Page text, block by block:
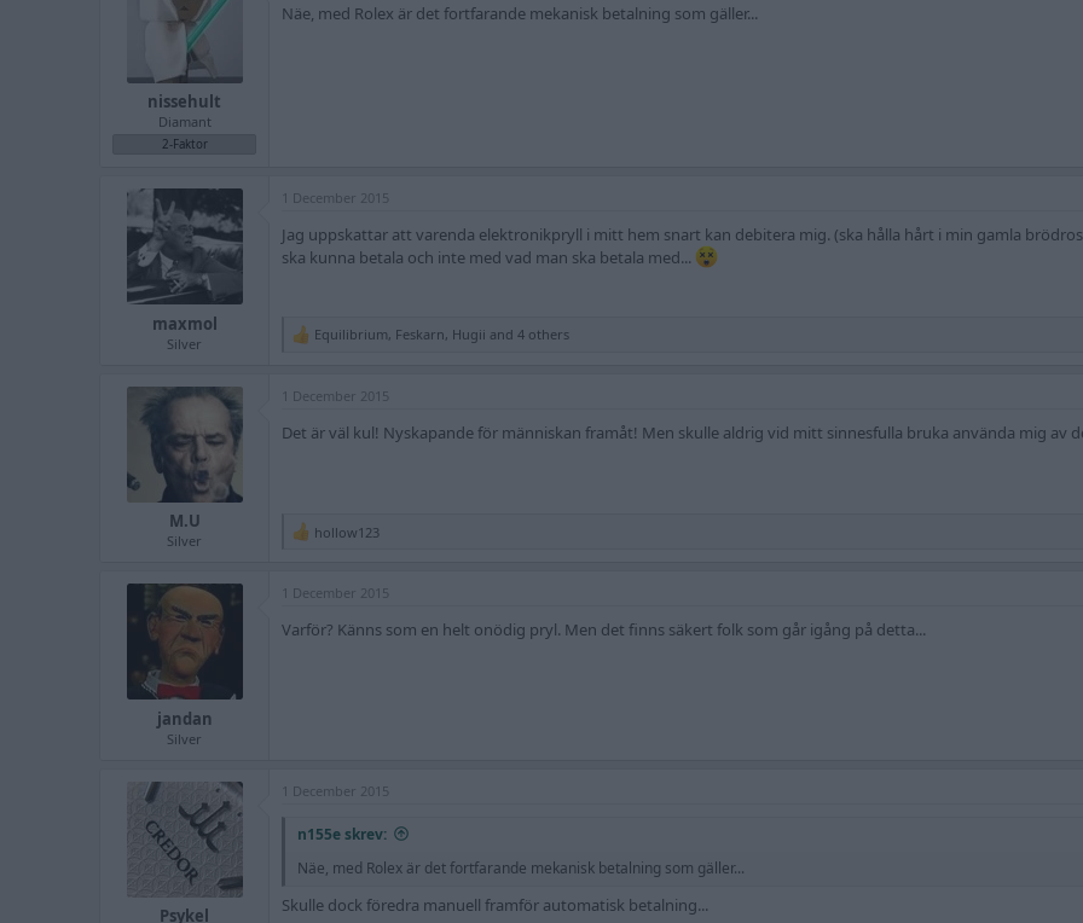
i
nissehult
Diamant
2-Faktor
Näe, med Rolex är det fortfarande mekanisk betalning som gäller...
maxmol
Silver
1 December 2015
Jag uppskattar att varenda elektronikpryll i mitt hem snart kan debitera mig. (ska hålla hårt i min gamla
ska kunna betala och inte med vad man ska betala med...
R
c
i
Equilibrium, Feskarn, Hugii and 4 others
M.U
Silver
1 December 2015
Det är väl kul! Nyskapande för människan framåt! Men skulle aldrig vid mitt sinnesfulla bruka använda mig av
R
c
i
hollow123
jandan
Silver
1 December 2015
Varför? Känns som en helt onödig pryl. Men det finns säkert folk som går igång på detta...
Psykel
1 December 2015
n155e skrev:
Näe, med Rolex är det fortfarande mekanisk betalning som gäller...
Skulle dock föredra manuell framför automatisk betalning...